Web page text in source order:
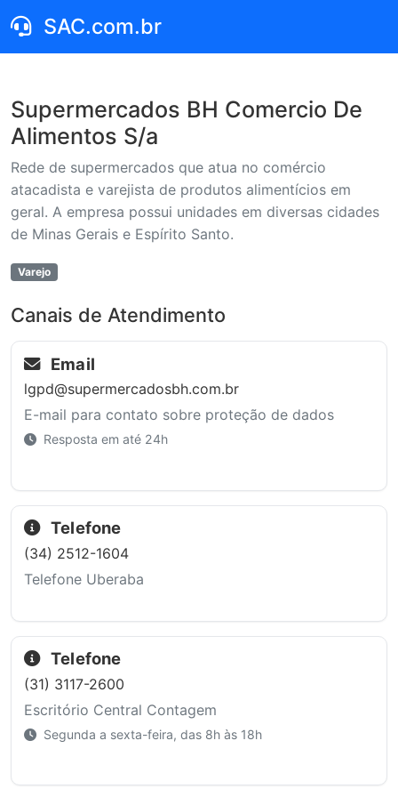
SAC.com.br
Supermercados BH Comercio De
Alimentos S/a
Rede de supermercados que atua no comércio
atacadista e varejista de produtos alimentícios em
geral. A empresa possui unidades em diversas cidades
de Minas Gerais e Espírito Santo.
Varejo
Canais de Atendimento
Email
lgpd@supermercadosbh.com.br
E-mail para contato sobre proteção de dados
Resposta em até 24h
Telefone
(34) 2512-1604
Telefone Uberaba
Telefone
(31) 3117-2600
Escritório Central Contagem
Segunda a sexta-feira, das 8h às 18h